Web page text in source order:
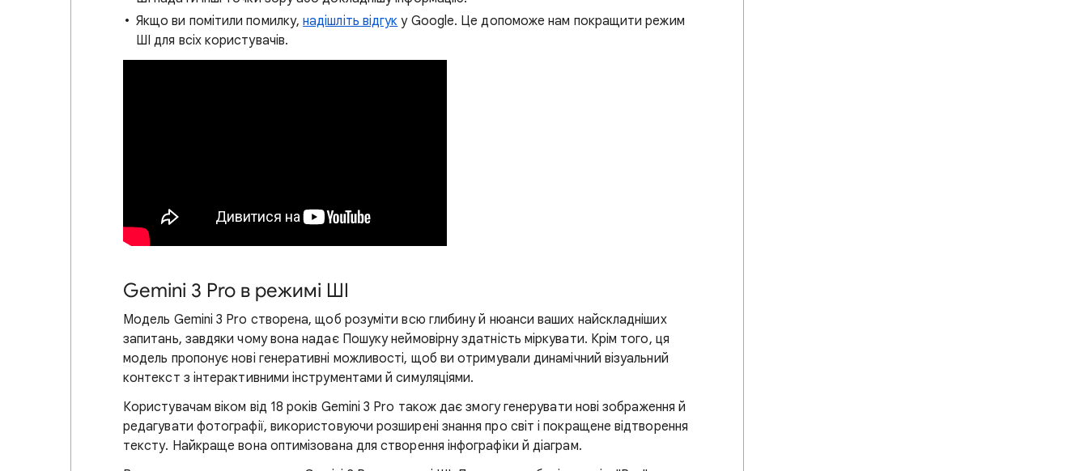
Якщо ви помітили помилку,надішліть відгук у Google. Це допоможе нам покращити режим
ШІ для всіх користувачів.
Gemini 3 Pro в режимі ШІ
Модель Gemini 3 Pro створена, щоб розуміти всю глибину й нюанси ваших найскладніших
запитань, завдяки чому вона надає Пошуку неймовірну здатність міркувати. Крім того, ця
модель пропонує нові генеративні можливості, щоб ви отримували динамічний візуальний
контекст з інтерактивними інструментами й симуляціями.
Користувачам віком від 18 років Gemini 3 Pro також дає змогу генерувати нові зображення й
редагувати фотографії, використовуючи розширені знання про світ і покращене відтворення
тексту. Найкраще вона оптимізована для створення інфографіки й діаграм.